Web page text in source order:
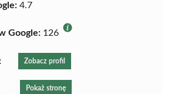
4.7
Google: 126
Zobacz profil
Pokaż stronę